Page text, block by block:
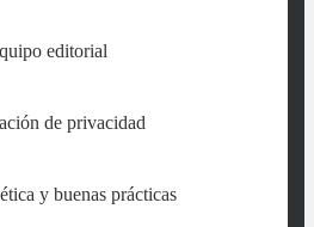
editorial
de privacidad
y buenas prácticas